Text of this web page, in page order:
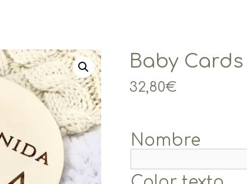
Baby
32,80€
Nombre